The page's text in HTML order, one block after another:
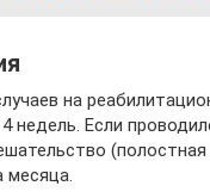
на
недель. Если
месяца.